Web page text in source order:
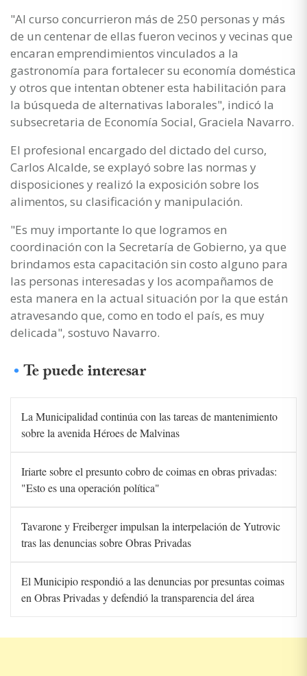
"Al curso concurrieron más de 250 personas y más
de un centenar de ellas fueron vecinos y vecinas que
encaran emprendimientos vinculados a la
gastronomía para fortalecer su economía doméstica
y otros que intentan obtener esta habilitación para
la búsqueda de alternativas laborales", indicó la
subsecretaria de Economía Social, Graciela Navarro.
El profesional encargado del dictado del curso,
Carlos Alcalde, se explayó sobre las normas y
disposiciones y realizó la exposición sobre los
alimentos, su clasificación y manipulación.
"Es muy importante lo que logramos en
coordinación con la Secretaría de Gobierno, ya que
brindamos esta capacitación sin costo alguno para
las personas interesadas y los acompañamos de
esta manera en la actual situación por la que están
atravesando que, como en todo el país, es muy
delicada", sostuvo Navarro.
Te puede interesar
La Municipalidad continúa con las tareas de mantenimiento
sobre la avenida Héroes de Malvinas
Iriarte sobre el presunto cobro de coimas en obras privadas:
"Esto es una operación política"
Tavarone y Freiberger impulsan la interpelación de Yutrovic
tras las denuncias sobre Obras Privadas
El Municipio respondió a las denuncias por presuntas coimas
en Obras Privadas y defendió la transparencia del área